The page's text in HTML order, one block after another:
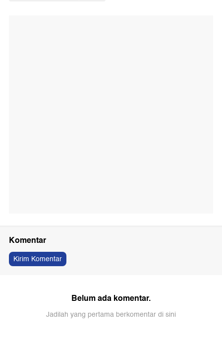
Komentar
Kirim Komentar
Belum ada komentar.
Jadilah yang pertama berkomentar di sini